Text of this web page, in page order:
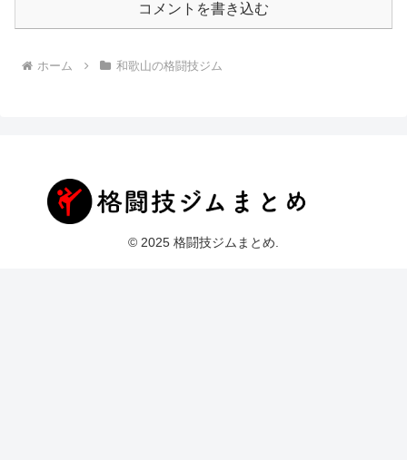
コメントを書き込む
ホーム 和歌山の格闘技ジム
© 2025 格闘技ジムまとめ.